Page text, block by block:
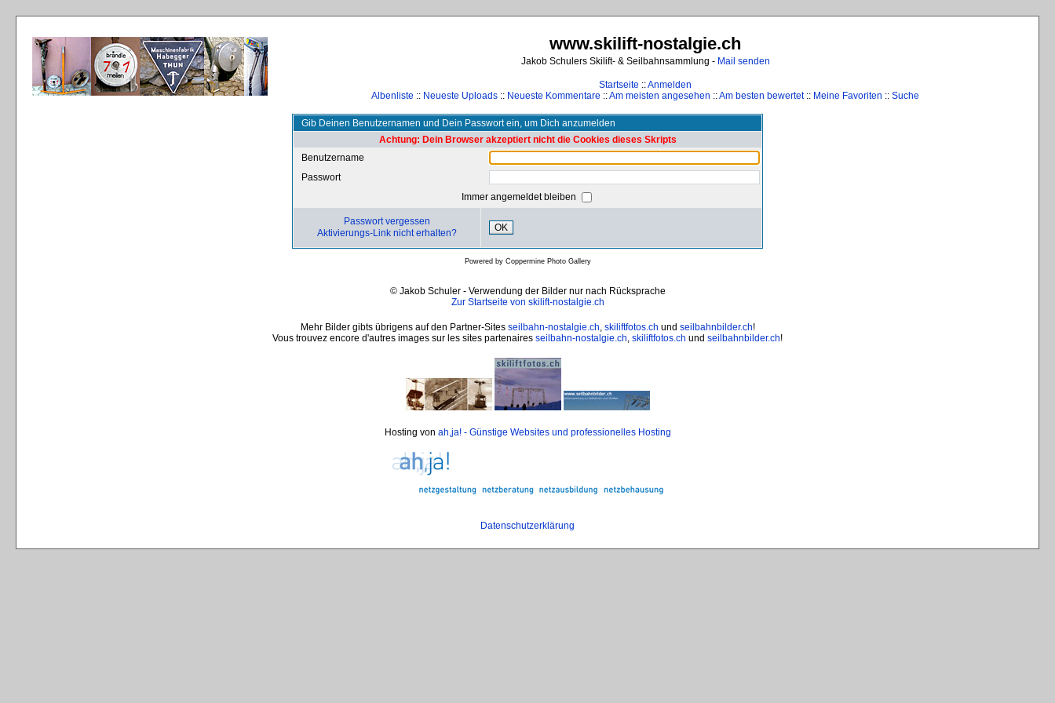
www.skilift-nostalgie.ch
Jakob Schulers Skilift- & Seilbahnsammlung - Mail senden
Startseite ::Anmelden
Albenliste :: Neueste Uploads :: Neueste Kommentare ::Am meisten angesehen ::Am besten bewertet:: Meine Favoriten :: Suche
Gib Deinen Benutzernamen und Dein Passwort ein, um Dich anzumelden
Achtung: Dein Browser akzeptiert nicht die Cookies dieses Skripts
Benutzername
Passwort
Immer angemeldet bleiben
Passwort vergessen
Aktivierungs-Link nicht erhalten?
OK
Powered by Coppermine Photo Gallery
© Jakob Schuler - Verwendung der Bilder nur nach Rücksprache
Zur Startseite von skilift-nostalgie.ch
Mehr Bilder gibts übrigens auf den Partner-Sites seilbahn-nostalgie.ch, skiliftfotos.ch und seilbahnbilder.ch!
Vous trouvez encore d'autres images sur les sites partenaires seilbahn-nostalgie.ch, skiliftfotos.ch und seilbahnbilder.ch!
Hosting von ah,ja! - Günstige Websites und professionelles Hosting
Datenschutzerklärung